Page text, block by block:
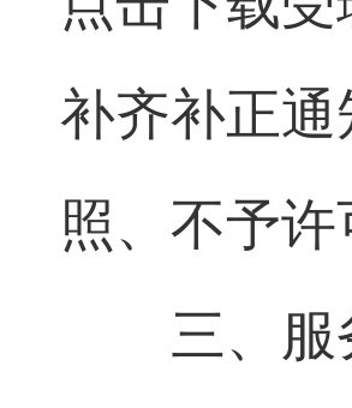
补齐补正
照、不予
三、